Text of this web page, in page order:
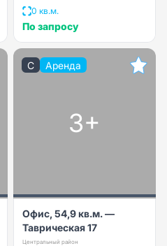
0 кв.м.
По запросу
C Аренда
3+
Офис, 54,9 кв.м. —
Таврическая 17
Центральный район